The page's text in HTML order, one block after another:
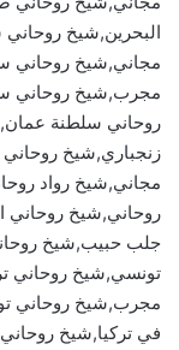
البحرين,شيخ
مجاني,شيخ روحاني
مجرب,شيخ روحاني
روحاني سلطنة
زنجباري,شيخ
مجاني,شيخ رواد
روحاني,شيخ روحاني
جلب حبيب,شيخ
تونسي,شيخ روحاني
مجرب,شيخ روحاني
في تركيا,شيخ